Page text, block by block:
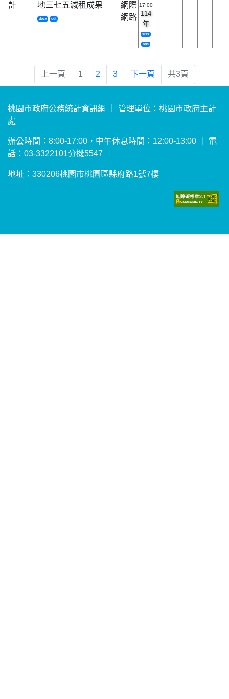
計
地三七五減租成果
docx odt
網際
網路
17:00
114
年
xlsx
ods
上一頁 1 2 3 下一頁 共3頁
桃園市政府公務統計資訊網 ｜ 管理單位：桃園市政府主計
處
辦公時間：8:00-17:00，中午休息時間：12:00-13:00 ｜ 電
話：03-3322101分機5547
地址：330206桃園市桃園區縣府路1號7樓